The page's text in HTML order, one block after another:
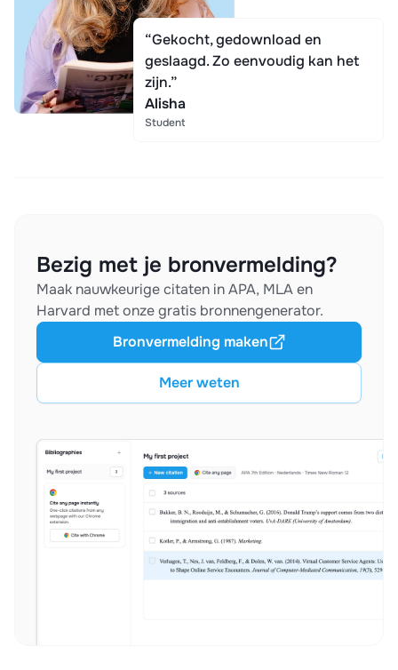
“Gekocht, gedownload en
geslaagd. Zo eenvoudig kan het
zijn.”
Alisha
Student
Bezig met je bronvermelding?
Maak nauwkeurige citaten in APA, MLA en
Harvard met onze gratis bronnengenerator.
Meer weten
Bronvermelding maken